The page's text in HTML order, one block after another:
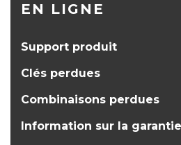
EN LIGNE
Support produit
Clés perdues
Combinaisons perdues
Information sur la garantie